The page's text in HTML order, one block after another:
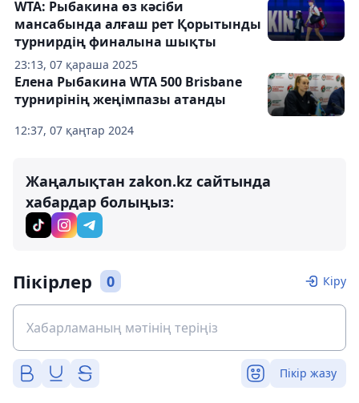
23:13, 07 қараша 2025
WTA: Рыбакина өз кәсіби
мансабында алғаш рет Қорытынды
турнирдің финалына шықты
12:37, 07 қаңтар 2024
Елена Рыбакина WTA 500 Brisbane
турнирінің жеңімпазы атанды
Жаңалықтан zakon.kz сайтында
хабардар болыңыз:
Пікірлер 0 Кіру
Пікір жазу